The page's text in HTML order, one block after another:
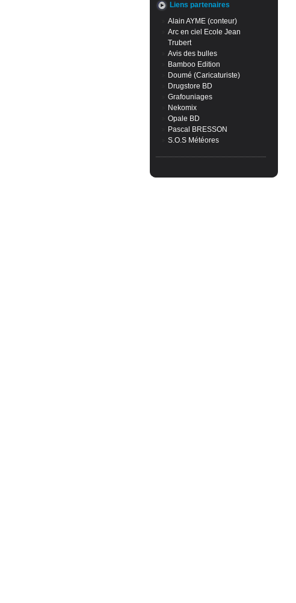
Liens partenaires
Alain AYME (conteur)
Arc en ciel Ecole Jean
Trubert
Avis des bulles
Bamboo Edition
Doumé (Caricaturiste)
Drugstore BD
Grafouniages
Nekomix
Opale BD
Pascal BRESSON
S.O.S Météores